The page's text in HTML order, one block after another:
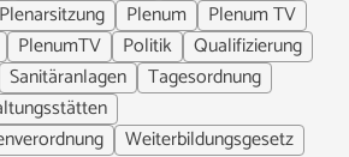
Plenarsitzung Plenum
Plenum TV
PlenumTV Politik
Qualifizierung
Sanitäranlagen
Tagesordnung
Weiterbildungsgesetz